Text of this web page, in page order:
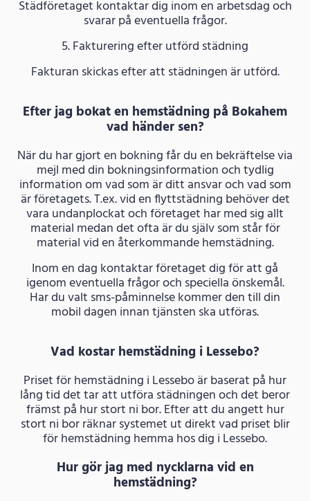
Städföretaget kontaktar dig inom en arbetsdag och
svarar på eventuella frågor.
5. Fakturering efter utförd städning
Fakturan skickas efter att städningen är utförd.
Efter jag bokat en hemstädning på Bokahem
vad händer sen?
När du har gjort en bokning får du en bekräftelse via
mejl med din bokningsinformation och tydlig
information om vad som är ditt ansvar och vad som
är företagets. T.ex. vid en flyttstädning behöver det
vara undanplockat och företaget har med sig allt
material medan det ofta är du själv som står för
material vid en återkommande hemstädning.
Inom en dag kontaktar företaget dig för att gå
igenom eventuella frågor och speciella önskemål.
Har du valt sms-påminnelse kommer den till din
mobil dagen innan tjänsten ska utföras.
Vad kostar hemstädning i Lessebo?
Priset för hemstädning i Lessebo är baserat på hur
lång tid det tar att utföra städningen och det beror
främst på hur stort ni bor. Efter att du angett hur
stort ni bor räknar systemet ut direkt vad priset blir
för hemstädning hemma hos dig i Lessebo.
Hur gör jag med nycklarna vid en
hemstädning?